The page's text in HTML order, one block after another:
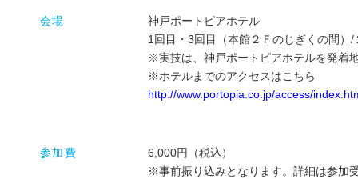
会場
神戸ポートピアホテル
1回目・3回目（本館２Ｆのじぎくの間）
※実技は、神戸ポートピアホテルを発着
※ホテルまでのアクセスはこちら
http://www.portopia.co.jp/access/
参加費
6,000円（税込）
※事前振り込みとなります。詳細は参加